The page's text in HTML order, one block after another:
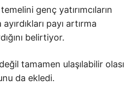
genç yatırımcıların
payı artırma
belirtiyor.
tamamen ulaşılabilir olası
da ekledi.